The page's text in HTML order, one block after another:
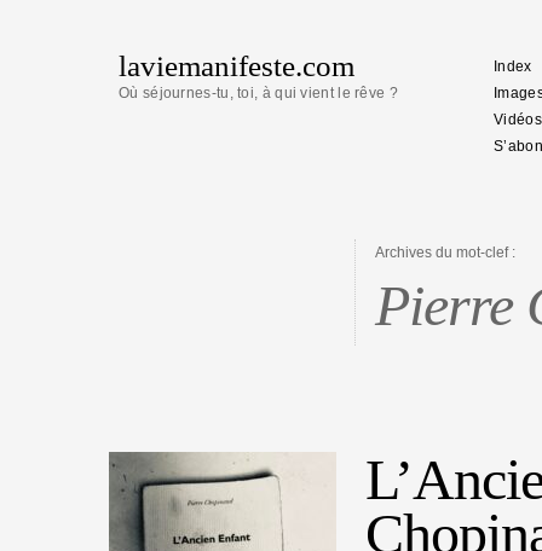
laviemanifeste.com
Où séjournes-tu, toi, à qui vient le rêve ?
Index
Vidéos
Archives du mot-clef :
Pierre